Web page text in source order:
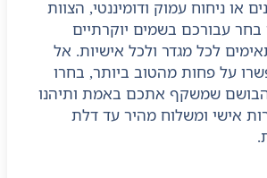
או ניחוח עמוק ודומיננטי, הצוות
בחר עבורכם בשמים יוקרתיים
לכל מגדר ולכל אישיות. אל
על פחות מהטוב ביותר, בחרו
שמשקף אתכם באמת ותיהנו
אישי ומשלוח מהיר עד דלת